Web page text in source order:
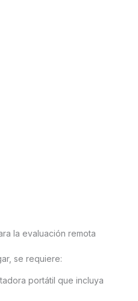
la evaluación remota
se requiere:
portátil que incluya